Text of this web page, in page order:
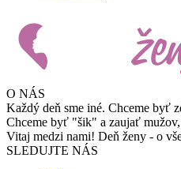
O NÁS
Každý deň sme iné. Chceme byť
Chceme byť "šik" a zaujať mužov,
Vitaj medzi nami! Deň ženy - o
SLEDUJTE NÁS